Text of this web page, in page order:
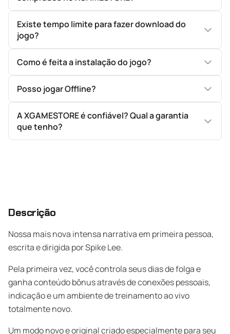
Existe tempo limite para fazer download do
jogo?
Como é feita a instalação do jogo?
Posso jogar Offline?
A XGAMESTORE é confiável? Qual a garantia
que tenho?
Descrição
Nossa mais nova intensa narrativa em primeira pessoa,
escrita e dirigida por Spike Lee.
Pela primeira vez, você controla seus dias de folga e
ganha conteúdo bônus através de conexões pessoais,
indicação e um ambiente de treinamento ao vivo
totalmente novo.
Um modo novo e original criado especialmente para seu